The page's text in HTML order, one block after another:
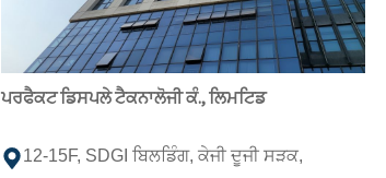
ਪਰਫੈਕਟ ਡਿਸਪਲੇ ਟੈਕਨਾਲੋਜੀ ਕੰ., ਲਿਮਟਿਡ
12-15F, SDGI ਬਿਲਡਿੰਗ, ਕੇਜੀ ਦੂਜੀ ਸੜਕ,